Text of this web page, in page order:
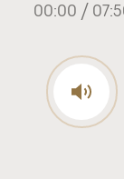
00:00 /